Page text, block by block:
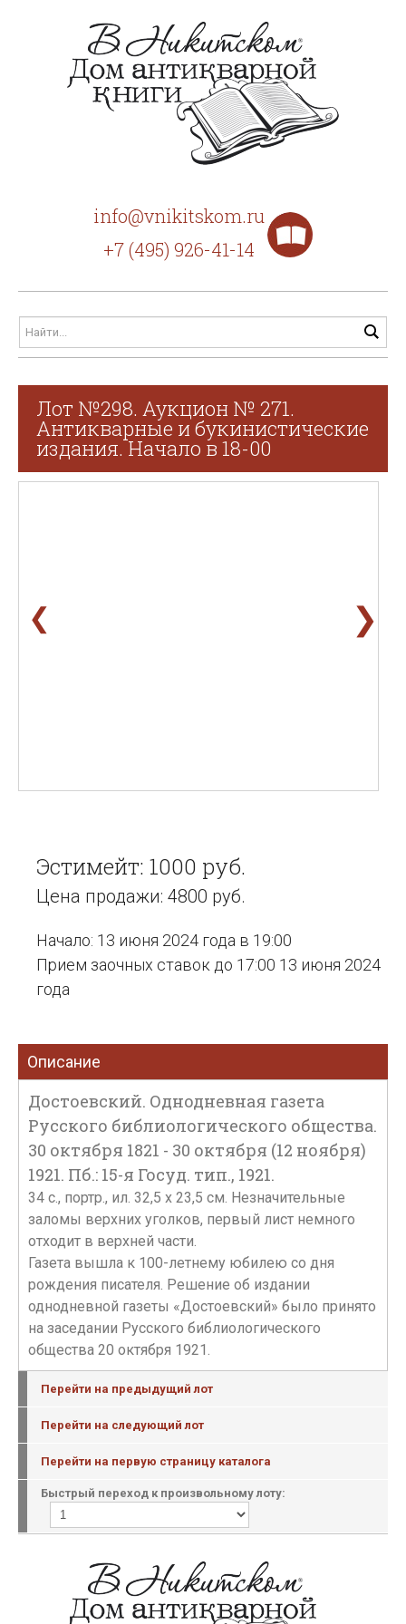
info@vnikitskom.ru
+7 (495) 926-41-14
Лот №298. Аукцион № 271.
Антикварные и букинистические
издания. Начало в 18-00
❮ ❯
Эстимейт: 1000 руб.
Цена продажи: 4800 руб.
Начало: 13 июня 2024 года в 19:00
Прием заочных ставок до 17:00 13 июня 2024
года
Описание
Достоевский. Однодневная газета
Русского библиологического общества.
30 октября 1821 - 30 октября (12 ноября)
1921. Пб.: 15-я Госуд. тип., 1921.
34 с., портр., ил. 32,5 х 23,5 см. Незначительные
заломы верхних уголков, первый лист немного
отходит в верхней части.
Газета вышла к 100-летнему юбилею со дня
рождения писателя. Решение об издании
однодневной газеты «Достоевский» было принято
на заседании Русского библиологического
общества 20 октября 1921.
Перейти на предыдущий лот
Перейти на следующий лот
Перейти на первую страницу каталога
Быстрый переход к произвольному лоту: